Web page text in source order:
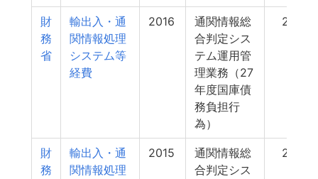
財
務
省
輸出入・通
関情報処理
システム等
経費
2016
通関情報総
合判定シス
テム運用管
理業務（27
年度国庫債
務負担行
為）
29
財
務
輸出入・通
関情報処理
2015
通関情報総
合判定シス
29